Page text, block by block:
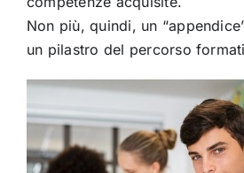
Non più, quindi, un
un pilastro del percorso